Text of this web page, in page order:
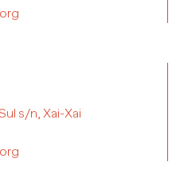
s/n, Xai-Xai